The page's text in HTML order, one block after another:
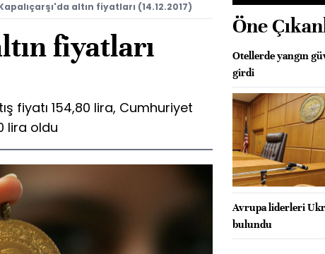
altın fiyatları (14.12.2017)
fiyatları
fiyatı 154,80 lira, Cumhuriyet
lira oldu
Öne
Otellerde yangın
girdi
Avrupa liderleri
bulundu